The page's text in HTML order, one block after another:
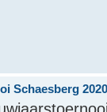
Schaesberg 2020